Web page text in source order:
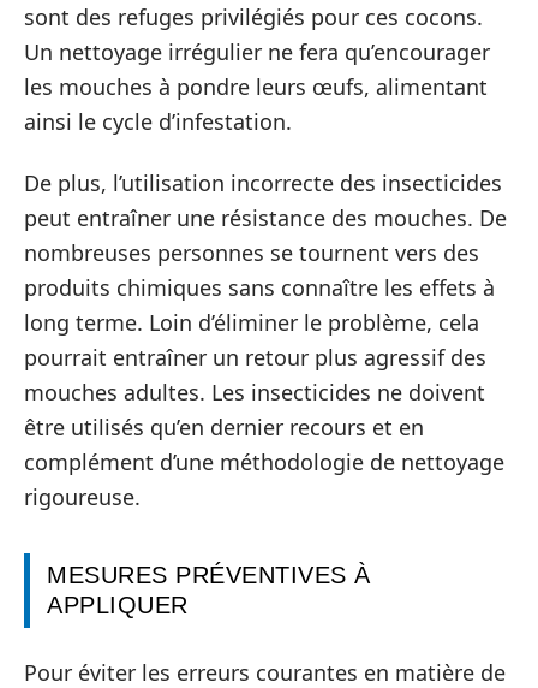
sont des refuges privilégiés pour ces cocons.
Un nettoyage irrégulier ne fera qu’encourager
les mouches à pondre leurs œufs, alimentant
ainsi le cycle d’infestation.
De plus, l’utilisation incorrecte des insecticides
peut entraîner une résistance des mouches. De
nombreuses personnes se tournent vers des
produits chimiques sans connaître les effets à
long terme. Loin d’éliminer le problème, cela
pourrait entraîner un retour plus agressif des
mouches adultes. Les insecticides ne doivent
être utilisés qu’en dernier recours et en
complément d’une méthodologie de nettoyage
rigoureuse.
MESURES PRÉVENTIVES À
APPLIQUER
Pour éviter les erreurs courantes en matière de